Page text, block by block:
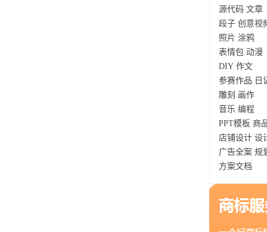
源代码 文章
段子 创意视
照片 涂鸦
表情包 动漫
DIY 作文
参赛作品 日
雕刻 画作
音乐 编程
PPT模板 商
店铺设计 设
广告全案 规
方案文档